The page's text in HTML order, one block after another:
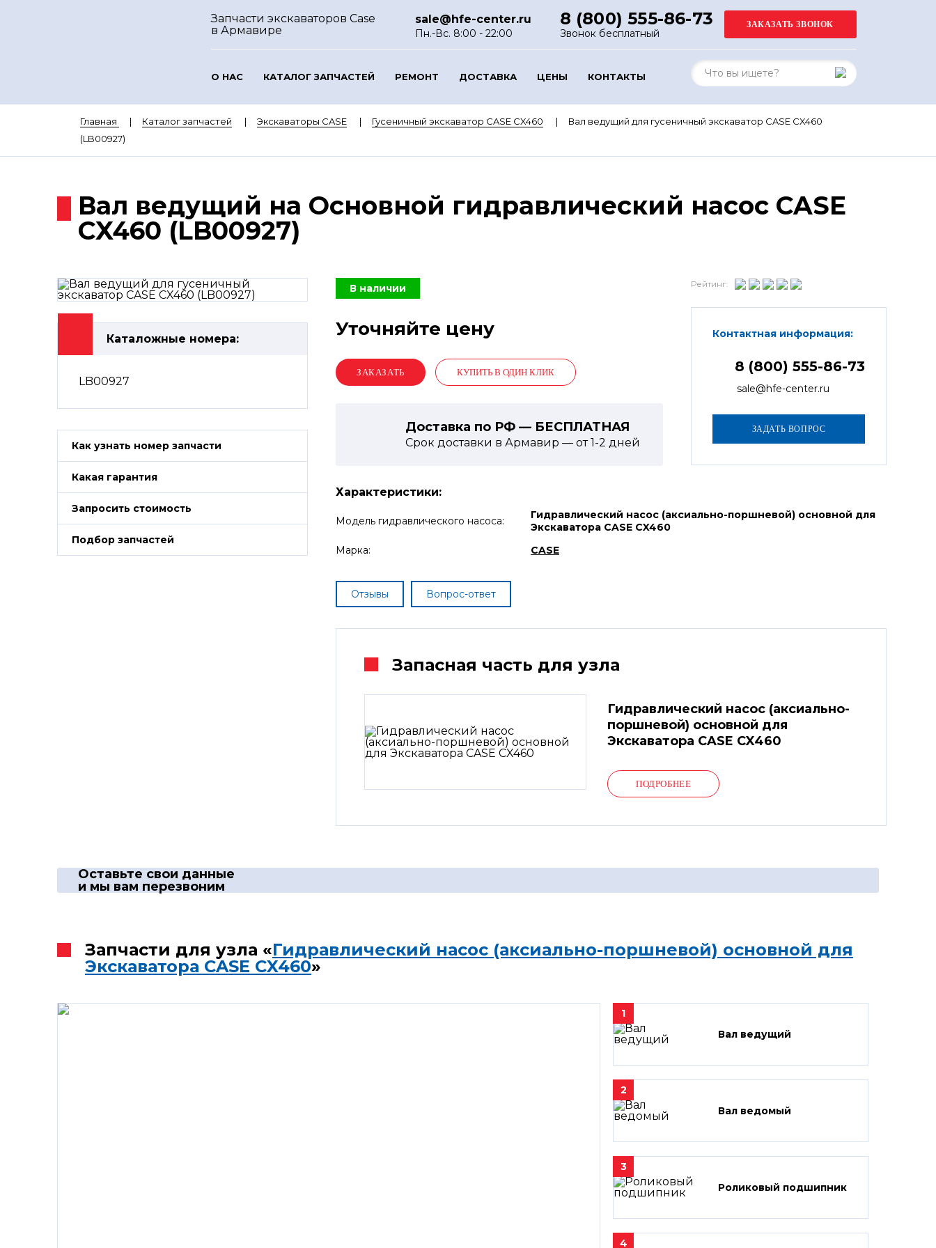
Запчасти экскаваторов Case
в Армавире
sale@hfe-center.ru
Пн.-Вс. 8:00 - 22:00
8 (800) 555-86-73
Звонок бесплатный
О НАС КАТАЛОГ ЗАПЧАСТЕЙ РЕМОНТ ДОСТАВКА ЦЕНЫ КОНТАКТЫ
Главная Каталог запчастей Экскаваторы CASE Гусеничный экскаватор CASE CX460
Вал ведущий для гусеничный экскаватор CASE CX460
(LB00927)
Вал ведущий на Основной гидравлический насос CASE
CX460 (LB00927)
Каталожные номера:
LB00927
Как узнать номер запчасти
Какая гарантия
Запросить стоимость
Подбор запчастей
В наличии
Уточняйте цену
КУПИТЬ В ОДИН КЛИК
Доставка по РФ — БЕСПЛАТНАЯ
Срок доставки в Армавир — от1-2 дней
Рейтинг:
Контактная информация:
8 (800) 555-86-73
sale@hfe-center.ru
Характеристики:
Модель гидравлического насоса:
Гидравлический насос (аксиально-поршневой) основной для
Экскаватора CASE CX460
Марка:
CASE
Отзывы Вопрос-ответ
Запасная часть для узла
Гидравлический насос (аксиально-
поршневой) основной для
Экскаватора CASE CX460
ПОДРОБНЕЕ
Оставьте свои данные
и мы вам перезвоним
Запчасти для узла «Гидравлический насос (аксиально-поршневой) основной для
Экскаватора CASE CX460»
1
Вал ведущий
2
Вал ведомый
3
Роликовый подшипник
4